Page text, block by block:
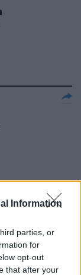
Information
parties, or
for
opt-out
that after your